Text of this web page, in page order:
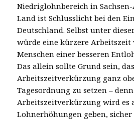
Niedriglohnbereich in
Land ist Schlusslicht bei den
Deutschland. Selbst unter
würde eine kürzere Arbeitszeit
Menschen einer besseren
Das allein sollte Grund sein,
Arbeitszeitverkürzung ganz
Tagesordnung zu setzen –
Arbeitszeitverkürzung wird es
Lohnerhöhungen geben,